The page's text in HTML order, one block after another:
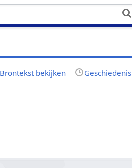
Brontekst bekijken Geschiedenis